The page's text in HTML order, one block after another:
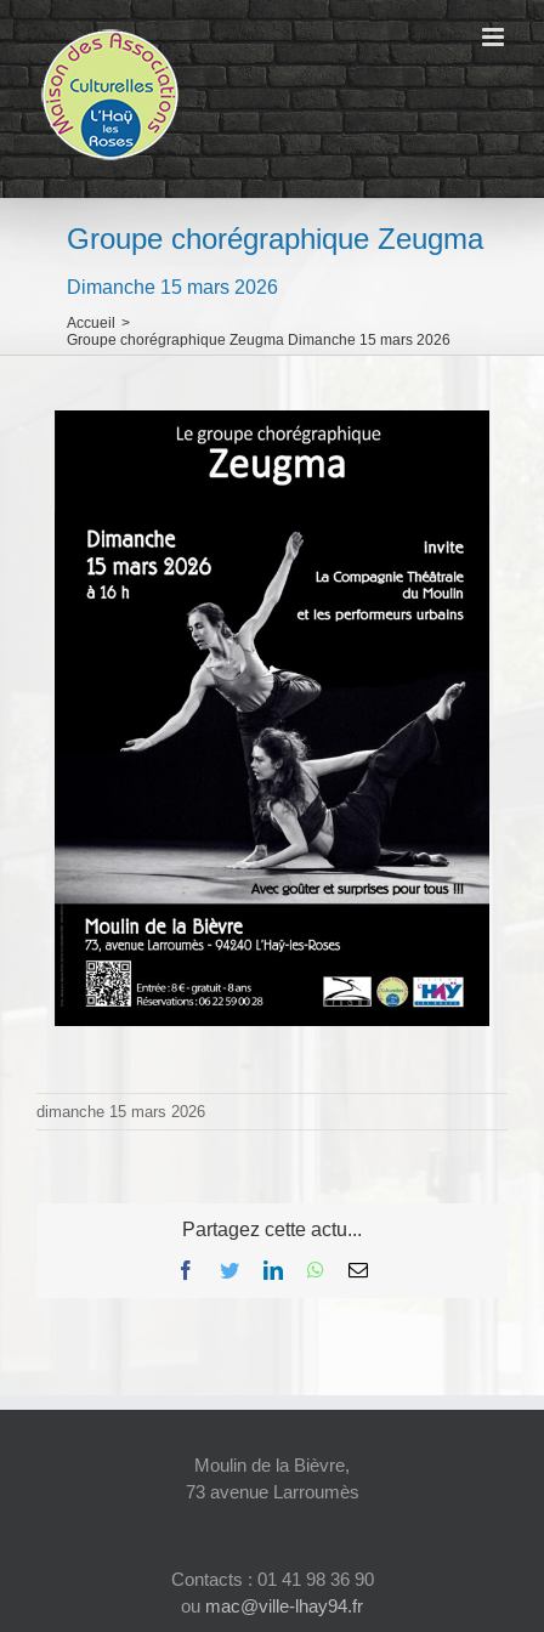
Passer
au
contenu
Groupe chorégraphique Zeugma
Dimanche 15 mars 2026
Accueil
>
Groupe chorégraphique Zeugma Dimanche 15 mars 2026
dimanche 15 mars 2026
Partagez cette actu...
Facebook
TwitterLinkedInWhatsApp
Email
Moulin de la Bièvre,
73 avenue Larroumès
Contacts : 01 41 98 36 90
ou mac@ville-lhay94.fr